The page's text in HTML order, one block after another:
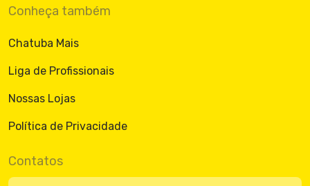
Conheça também
Chatuba Mais
Liga de Profissionais
Nossas Lojas
Política de Privacidade
Contatos